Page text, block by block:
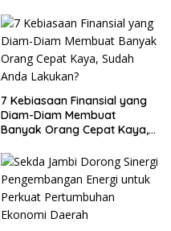
7 Kebiasaan Finansial yang
Diam-Diam Membuat
Banyak Orang Cepat Kaya,